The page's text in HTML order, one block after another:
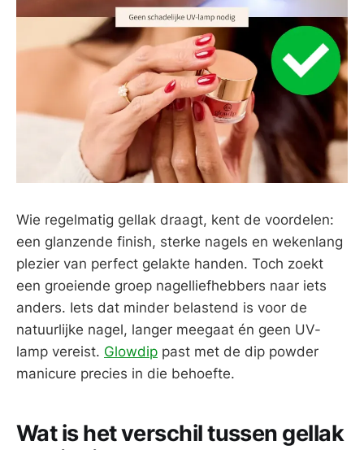
Wie regelmatig gellak draagt, kent de voordelen:
een glanzende finish, sterke nagels en wekenlang
plezier van perfect gelakte handen. Toch zoekt
een groeiende groep nagelliefhebbers naar iets
anders. Iets dat minder belastend is voor de
natuurlijke nagel, langer meegaat én geen UV-
lamp vereist. Glowdip past met de dip powder
manicure precies in die behoefte.
Wat is het verschil tussen gellak